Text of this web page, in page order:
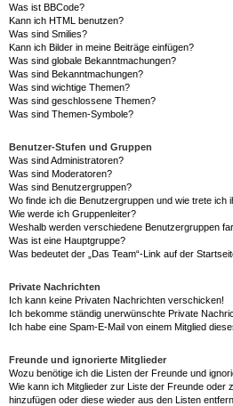
Was ist BBCode?
Kann ich HTML benutzen?
Was sind Smilies?
Kann ich Bilder in meine Beiträge einfügen?
Was sind globale Bekanntmachungen?
Was sind Bekanntmachungen?
Was sind wichtige Themen?
Was sind geschlossene Themen?
Was sind Themen-Symbole?
Benutzer-Stufen und Gruppen
Was sind Administratoren?
Was sind Moderatoren?
Was sind Benutzergruppen?
Wo finde ich die Benutzergruppen und wie trete ich
Wie werde ich Gruppenleiter?
Weshalb werden verschiedene Benutzergruppen
Was ist eine Hauptgruppe?
Was bedeutet der „Das Team“-Link auf der
Private Nachrichten
Ich kann keine Privaten Nachrichten verschicken!
Ich bekomme ständig unerwünschte Private
Ich habe eine Spam-E-Mail von einem Mitglied
Freunde und ignorierte Mitglieder
Wozu benötige ich die Listen der Freunde und
Wie kann ich Mitglieder zur Liste der Freunde oder
hinzufügen oder diese wieder aus den Listen